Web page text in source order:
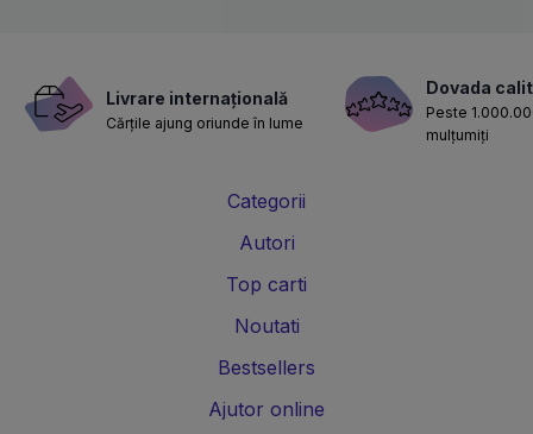
Livrare internațională
Cărțile ajung oriunde în lume
Dovada
Peste
mulțumiți
Categorii
Autori
Top carti
Noutati
Bestsellers
Ajutor online